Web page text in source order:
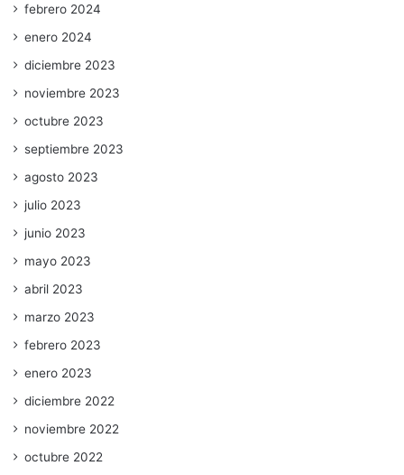
febrero 2024
enero 2024
diciembre 2023
noviembre 2023
octubre 2023
septiembre 2023
agosto 2023
julio 2023
junio 2023
mayo 2023
abril 2023
marzo 2023
febrero 2023
enero 2023
diciembre 2022
noviembre 2022
octubre 2022